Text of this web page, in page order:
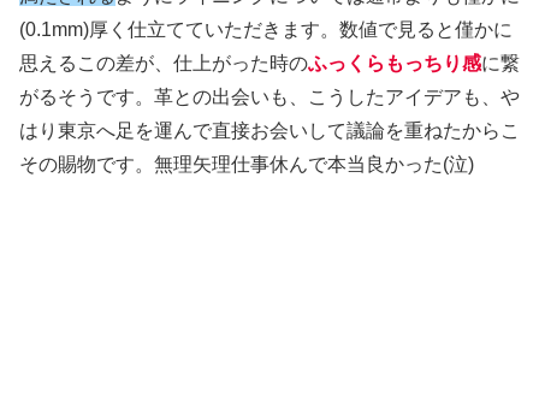
(0.1mm)厚く仕立てていただきます。数値で見ると僅かに
思えるこの差が、仕上がった時のふっくらもっちり感に繋
がるそうです。革との出会いも、こうしたアイデアも、や
はり東京へ足を運んで直接お会いして議論を重ねたからこ
その賜物です。無理矢理仕事休んで本当良かった(泣)